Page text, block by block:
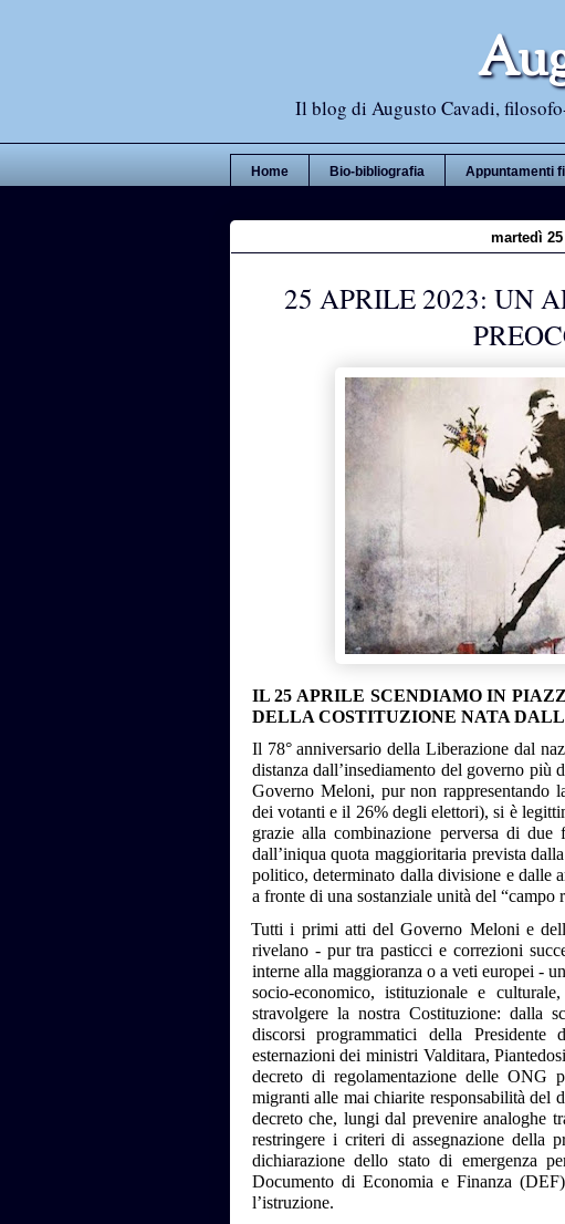
Il blog di Augusto Cavadi,
Home Bio-bibliografia Appuntamenti
martedì
25 APRILE 2023: UN
IL 25 APRILE SCENDIAMO IN
DELLA COSTITUZIONE NATA
Il 78° anniversario della Liberazione dal
distanza dall’insediamento del governo più
Governo Meloni, pur non rappresentando
dei votanti e il 26% degli elettori), si è
grazie alla combinazione perversa di due
dall’iniqua quota maggioritaria prevista
politico, determinato dalla divisione e dalle
a fronte di una sostanziale unità del “campo
Tutti i primi atti del Governo Meloni e
rivelano - pur tra pasticci e correzioni
interne alla maggioranza o a veti europei -
socio-economico, istituzionale e
stravolgere la nostra Costituzione: dalla
discorsi programmatici della
esternazioni dei ministri Valditara,
decreto di regolamentazione delle ONG
migranti alle mai chiarite responsabilità del
decreto che, lungi dal prevenire analoghe
restringere i criteri di assegnazione della
dichiarazione dello stato di emergenza
Documento di Economia e Finanza
l’istruzione.